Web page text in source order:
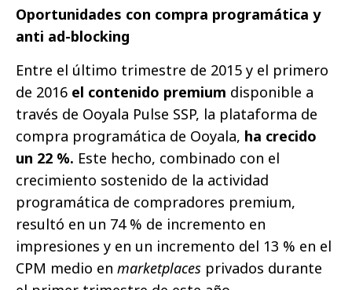
Oportunidades con compra programática y
anti ad-blocking
Entre el último trimestre de 2015 y el primero
de 2016 el contenido premium disponible a
través de Ooyala Pulse SSP, la plataforma de
compra programática de Ooyala, ha crecido
un 22 %. Este hecho, combinado con el
crecimiento sostenido de la actividad
programática de compradores premium,
resultó en un 74 % de incremento en
impresiones y en un incremento del 13 % en el
CPM medio en marketplaces privados durante